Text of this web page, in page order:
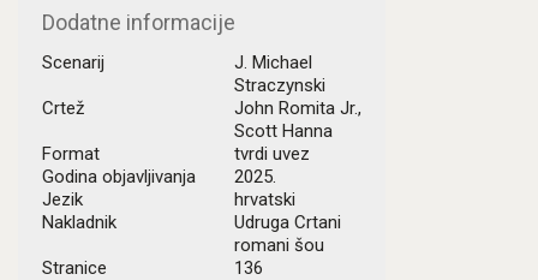
Dodatne informacije
Scenarij
J. Michael
Straczynski
Crtež
John Romita Jr.,
Scott Hanna
Format
tvrdi uvez
Godina objavljivanja
2025.
Jezik
hrvatski
Nakladnik
Udruga Crtani
romani šou
Stranice
136